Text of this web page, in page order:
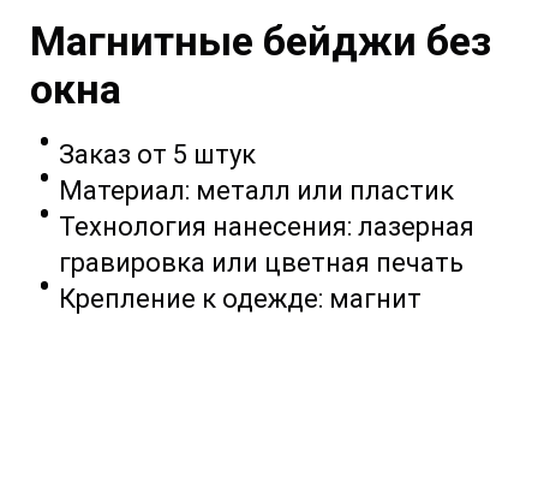
Магнитные бейджи без
окна
Заказ от 5 штук
Материал: металл или пластик
Технология нанесения: лазерная
гравировка или цветная печать
Крепление к одежде: магнит